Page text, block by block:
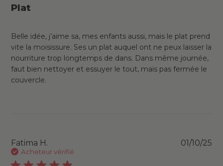
Plat
Belle idée, j’aime sa, mes enfants aussi, mais le plat prend
vite la moisissure. Ses un plat auquel ont ne peux laisser la
nourriture trop longtemps de dans. Dans même journée,
faut bien nettoyer et essuyer le tout, mais pas fermée le
couvercle.
Fatima H.
Acheteur vérifié
01/10/25